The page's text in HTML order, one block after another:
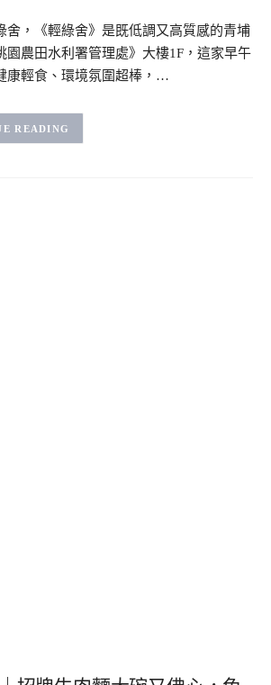
舍，《輕綠舍》是既低調又高質感的青埔
園農田水利署管理處》大樓1F，這家早午
康輕食、環境氛圍超棒，…
READING